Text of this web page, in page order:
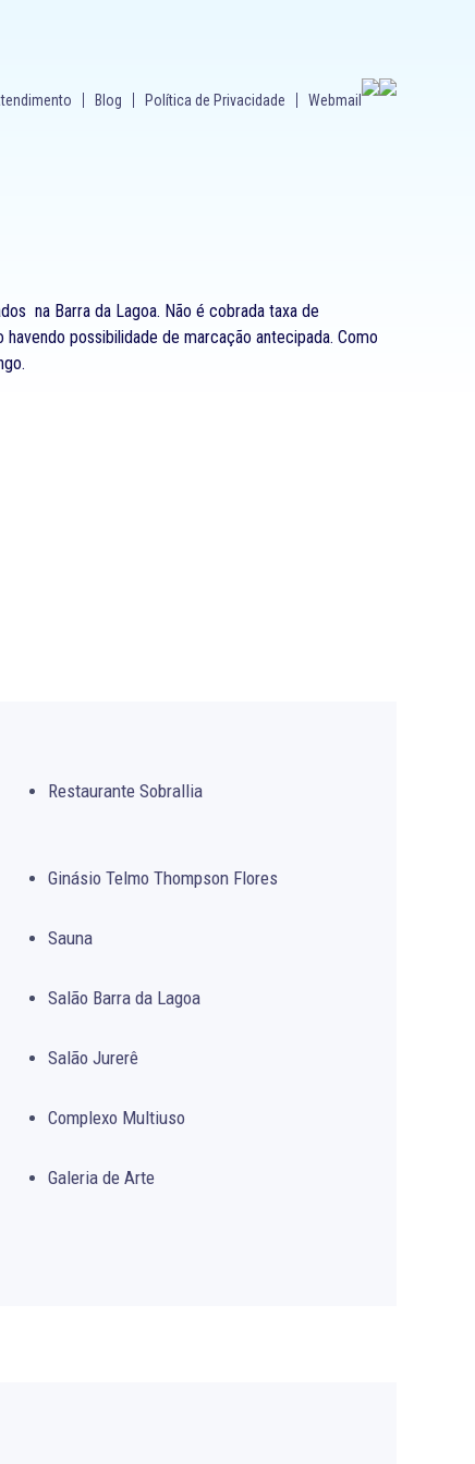
Blog Política de Privacidade Webmail
na Barra da Lagoa. Não é cobrada taxa de
possibilidade de marcação antecipada. Como
Restaurante Sobrallia
Ginásio Telmo Thompson Flores
Sauna
Salão Barra da Lagoa
Salão Jurerê
Complexo Multiuso
Galeria de Arte